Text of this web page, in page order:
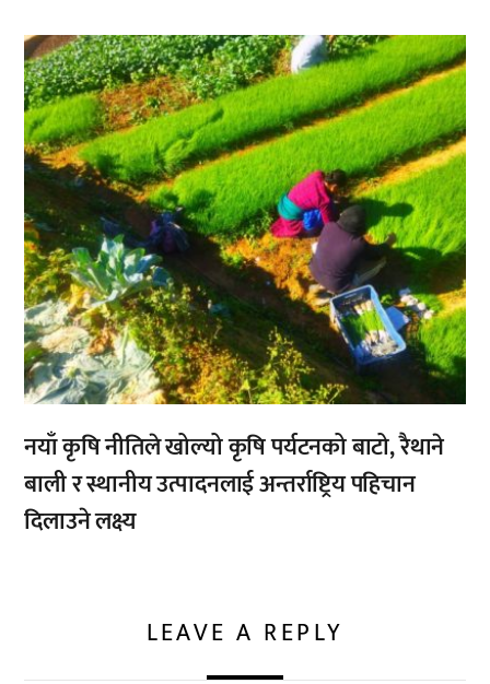
,
नयाँ कृषि नीतिले खोल्यो कृषि पर्यटनको बाटो, रैथाने
बाली र स्थानीय उत्पादनलाई अन्तर्राष्ट्रिय पहिचान
दिलाउने लक्ष्य
LEAVE A REPLY